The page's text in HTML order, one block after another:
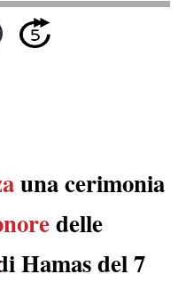
una cerimonia
delle
Hamas del 7